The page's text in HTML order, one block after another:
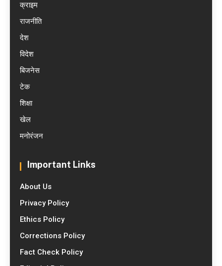
क्राइम
राजनीति
देश
विदेश
बिजनेस
टेक
शिक्षा
खेल
मनोरंजन
Important Links
About Us
Privacy Policy
Ethics Policy
Corrections Policy
Fact Check Policy